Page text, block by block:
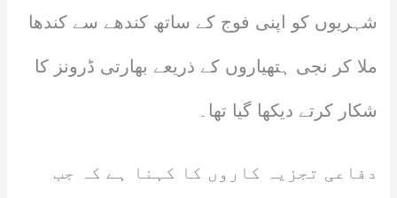
شہریوں کو اپنی فوج کے ساتھ کندھے سے کندھا
ملا کر نجی ہتھیاروں کے ذریعے بھارتی ڈرونز کا
شکار کرتے دیکھا گیا تھا۔
دفاعی تجزیہ کاروں کا کہنا ہے کہ جب